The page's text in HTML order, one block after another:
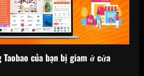
Taobao của bạn bị giam ở cửa